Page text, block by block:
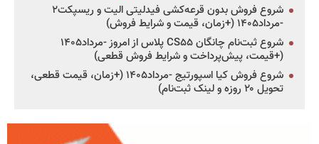
شروع فروش بدون قرعه‌کشی فیدلیتی الیت و ریسپکت۲
-مرداد۱۴۰۵ (+زمان، قیمت و شرایط فروش)
شروع ثبت‌نام چانگان CS۵۵ پلاس از امروز -مرداد۱۴۰۵
(+قیمت، پیش‌پرداخت و شرایط فروش قطعی)
شروع فروش کیا اسپورتیج -مرداد۱۴۰۵ (+زمان، قیمت قطعی،
تحویل ۲۰ روزه و لینک ثبت‌نام)